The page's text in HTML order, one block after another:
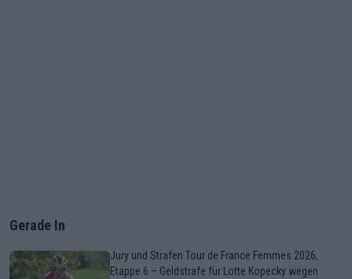
Gerade In
Jury und Strafen Tour de France Femmes 2026,
Etappe 6 – Geldstrafe für Lotte Kopecky wegen